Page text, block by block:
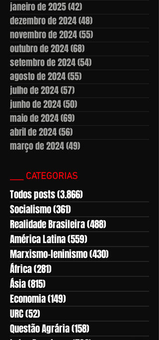
janeiro de 2025(42)
dezembro de 2024(48)
novembro de 2024(55)
outubro de 2024(68)
setembro de 2024(54)
agosto de 2024(55)
julho de 2024(57)
junho de 2024(50)
maio de 2024(69)
abril de 2024(56)
março de 2024(49)
___ CATEGORIAS
Todos posts(3.866)
Socialismo(361)
Realidade Brasileira(488)
América Latina(559)
Marxismo-leninismo(430)
África(281)
Ásia(815)
Economia(149)
URC(52)
Questão Agrária(158)